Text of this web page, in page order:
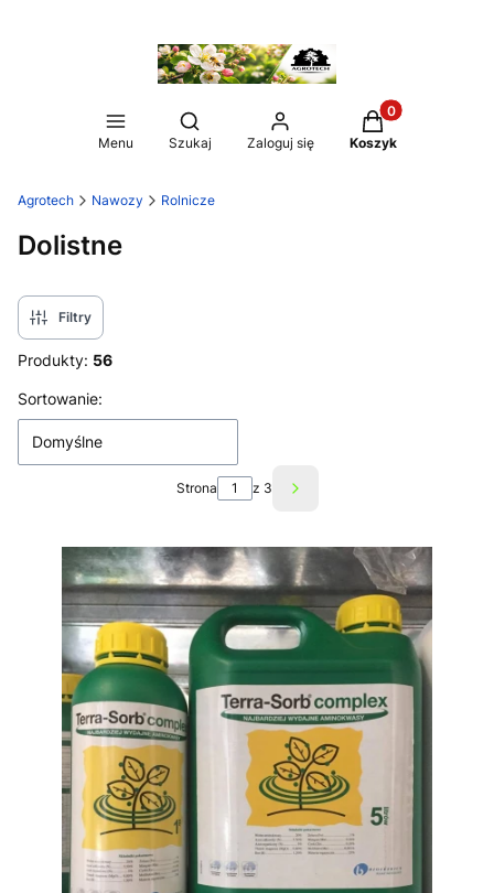
Menu
Otwórz wyszukiwarkę
Szukaj Zaloguj się
Produkty w
Koszyk
Agrotech Nawozy Rolnicze
Dolistne
Filtry
Produkty: 56
Lista produktów
Sortowanie:
Domyślne
Strona z 3 Następne produkty